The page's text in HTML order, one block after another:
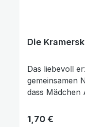
Die
Das liebevoll
gemeinsamen
dass Mädchen Angst haben könnten. Als die Männer
Schürzen tragen,
Regulärer Preis:
1,70 €